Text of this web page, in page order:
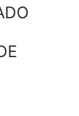
Search for: